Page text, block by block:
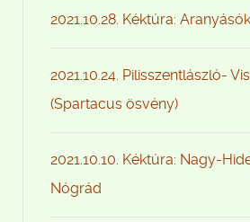
2021.10.28. Kéktúra:
2021.10.24. Pilisszentlászló-
(Spartacus ösvény)
2021.10.10. Kéktúra: Nagy-
Nógrád